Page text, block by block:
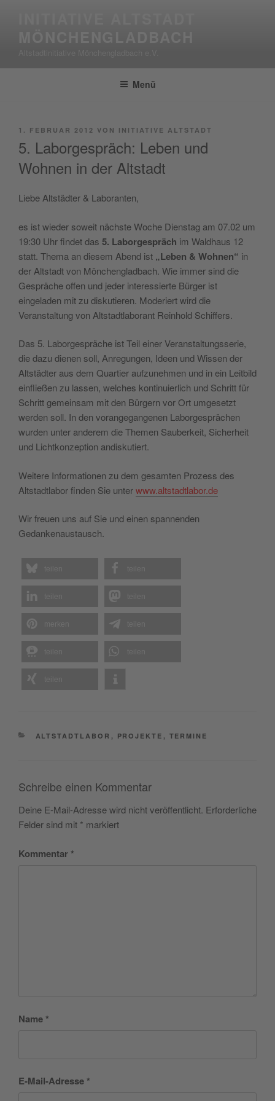
Menü
VERÖFFENTLICHT
1. FEBRUAR 2012 VON INITIATIVE ALTSTADT
5. Laborgespräch: Leben und
Wohnen in der Altstadt
Liebe Altstädter & Laboranten,
es ist wieder soweit nächste Woche Dienstag am 07.02 um
19:30 Uhr findet das 5. Laborgespräch im Waldhaus 12
statt. Thema an diesem Abend ist „Leben & Wohnen“ in
der Altstadt von Mönchengladbach. Wie immer sind die
Gespräche offen und jeder interessierte Bürger ist
eingeladen mit zu diskutieren. Moderiert wird die
Veranstaltung von Altstadtlaborant Reinhold Schiffers.
Das 5. Laborgespräche ist Teil einer Veranstaltungsserie,
die dazu dienen soll, Anregungen, Ideen und Wissen der
Altstädter aus dem Quartier aufzunehmen und in ein Leitbild
einfließen zu lassen, welches kontinuierlich und Schritt für
Schritt gemeinsam mit den Bürgern vor Ort umgesetzt
werden soll. In den vorangegangenen Laborgesprächen
wurden unter anderem die Themen Sauberkeit, Sicherheit
und Lichtkonzeption andiskutiert.
Weitere Informationen zu dem gesamten Prozess des
Altstadtlabor finden Sie unterwww.altstadtlabor.de
Wir freuen uns auf Sie und einen spannenden
Gedankenaustausch.
teilen teilen
teilen teilen
teilen
teilen teilen
teilen
KATEGORIEN
ALTSTADTLABOR , PROJEKTE , TERMINE
Schreibe einen Kommentar
Deine E-Mail-Adresse wird nicht veröffentlicht. Erforderliche
Felder sind mit * markiert
Kommentar *
Name *
E-Mail-Adresse *